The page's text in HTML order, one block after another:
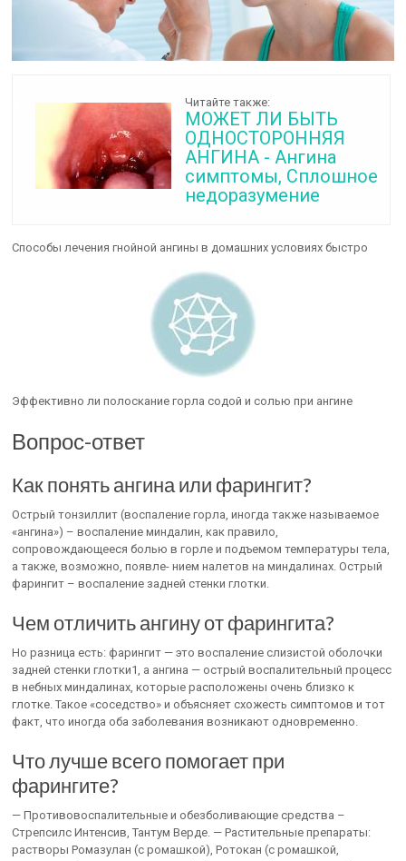
Читайте также:
МОЖЕТ ЛИ БЫТЬ
ОДНОСТОРОННЯЯ
АНГИНА - Ангина
симптомы, Сплошное
недоразумение
Способы лечения гнойной ангины в домашних условиях быстро
Эффективно ли полоскание горла содой и солью при ангине
Вопрос-ответ
Как понять ангина или фарингит?
Острый тонзиллит (воспаление горла, иногда также называемое
«ангина») – воспаление миндалин, как правило,
сопровождающееся болью в горле и подъемом температуры тела,
а также, возможно, появле- нием налетов на миндалинах. Острый
фарингит – воспаление задней стенки глотки.
Чем отличить ангину от фарингита?
Но разница есть: фарингит — это воспаление слизистой оболочки
задней стенки глотки1, а ангина — острый воспалительный процесс
в небных миндалинах, которые расположены очень близко к
глотке. Такое «соседство» и объясняет схожесть симптомов и тот
факт, что иногда оба заболевания возникают одновременно.
Что лучше всего помогает при
фарингите?
— Противовоспалительные и обезболивающие средства –
Стрепсилс Интенсив, Тантум Верде. — Растительные препараты:
растворы Ромазулан (с ромашкой), Ротокан (с ромашкой,